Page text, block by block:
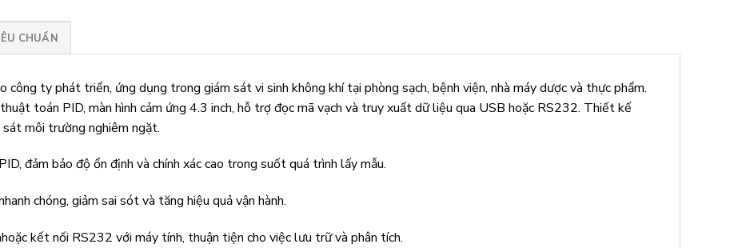
CHUẨN
ty phát triển, ứng dụng trong giám sát vi sinh không khí tại phòng sạch, bệnh viện, nhà máy dược và thực phẩm.
toán PID, màn hình cảm ứng 4.3 inch, hỗ trợ đọc mã vạch và truy xuất dữ liệu qua USB hoặc RS232. Thiết kế
sát môi trường nghiêm ngặt.
đảm bảo độ ổn định và chính xác cao trong suốt quá trình lấy mẫu.
chóng, giảm sai sót và tăng hiệu quả vận hành.
kết nối RS232 với máy tính, thuận tiện cho việc lưu trữ và phân tích.